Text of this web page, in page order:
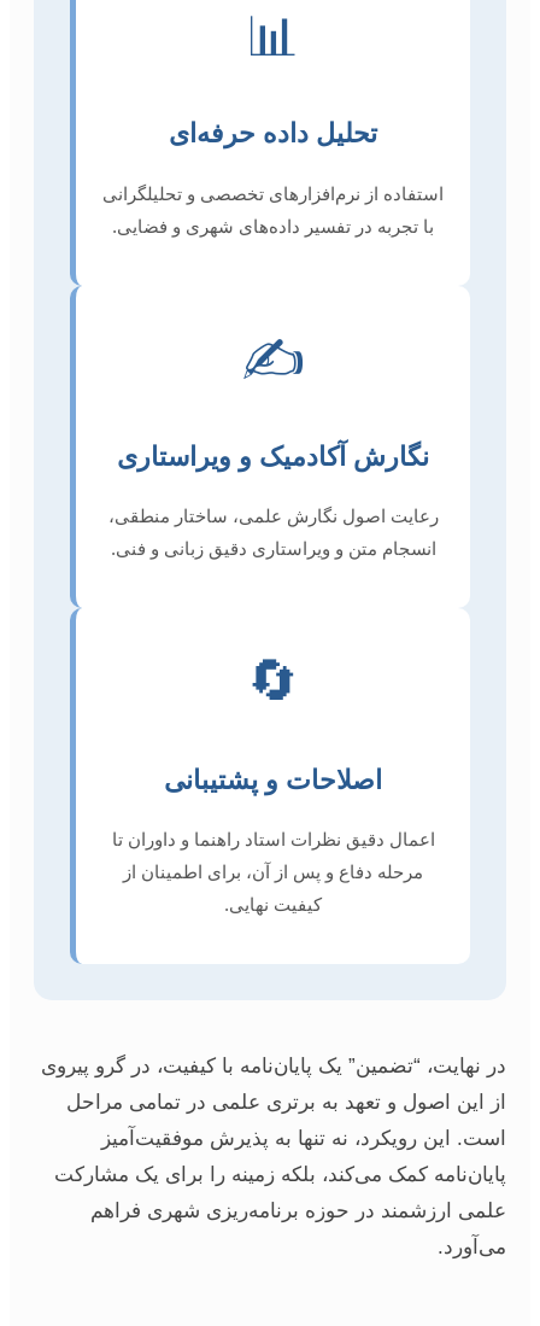
📊
تحلیل داده حرفه‌ای
استفاده از نرم‌افزارهای تخصصی و تحلیلگرانی
با تجربه در تفسیر داده‌های شهری و فضایی.
✍️
نگارش آکادمیک و ویراستاری
رعایت اصول نگارش علمی، ساختار منطقی،
انسجام متن و ویراستاری دقیق زبانی و فنی.
🔄
اصلاحات و پشتیبانی
اعمال دقیق نظرات استاد راهنما و داوران تا
مرحله دفاع و پس از آن، برای اطمینان از
کیفیت نهایی.
در نهایت، “تضمین” یک پایان‌نامه با کیفیت، در گرو پیروی
از این اصول و تعهد به برتری علمی در تمامی مراحل
است. این رویکرد، نه تنها به پذیرش موفقیت‌آمیز
پایان‌نامه کمک می‌کند، بلکه زمینه را برای یک مشارکت
علمی ارزشمند در حوزه برنامه‌ریزی شهری فراهم
می‌آورد.